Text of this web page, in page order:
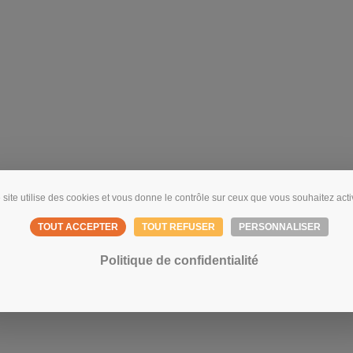
site utilise des cookies et vous donne le contrôle sur ceux que vous souhaitez
TOUT ACCEPTER TOUT REFUSER PERSONNALISER
Politique de confidentialité